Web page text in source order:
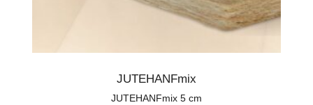
JUTEHANFmix
JUTEHANFmix 5 cm